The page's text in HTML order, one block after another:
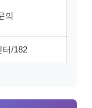
의
터/182